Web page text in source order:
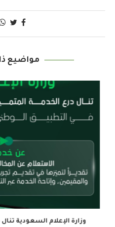
مواضيع
وزارة الإعلام السعودية